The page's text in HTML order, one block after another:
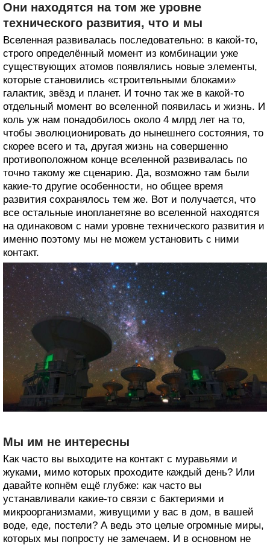
Они находятся на том же уровне
технического развития, что и мы
Вселенная развивалась последовательно: в какой-то,
строго определённый момент из комбинации уже
существующих атомов появлялись новые элементы,
которые становились «строительными блоками»
галактик, звёзд и планет. И точно так же в какой-то
отдельный момент во вселенной появилась и жизнь. И
коль уж нам понадобилось около 4 млрд лет на то,
чтобы эволюционировать до нынешнего состояния, то
скорее всего и та, другая жизнь на совершенно
противоположном конце вселенной развивалась по
точно такому же сценарию. Да, возможно там были
какие-то другие особенности, но общее время
развития сохранялось тем же. Вот и получается, что
все остальные инопланетяне во вселенной находятся
на одинаковом с нами уровне технического развития и
именно поэтому мы не можем установить с ними
контакт.
Мы им не интересны
Как часто вы выходите на контакт с муравьями и
жуками, мимо которых проходите каждый день? Или
давайте копнём ещё глубже: как часто вы
устанавливали какие-то связи с бактериями и
микроорганизмами, живущими у вас в дом, в вашей
воде, еде, постели? А ведь это целые огромные миры,
которых мы попросту не замечаем. И в основном не